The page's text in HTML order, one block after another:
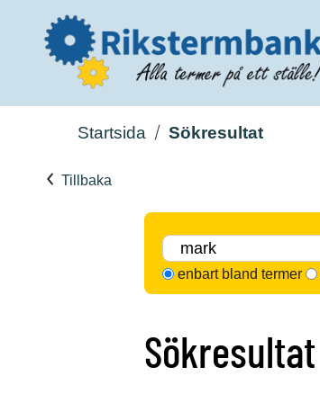
Startsida Sökresultat
Tillbaka
enbart bland termer
Sökresultat